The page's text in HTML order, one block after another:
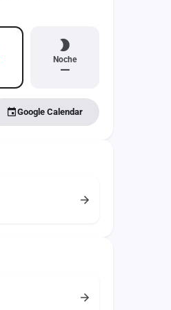
Noche
—
Google Calendar